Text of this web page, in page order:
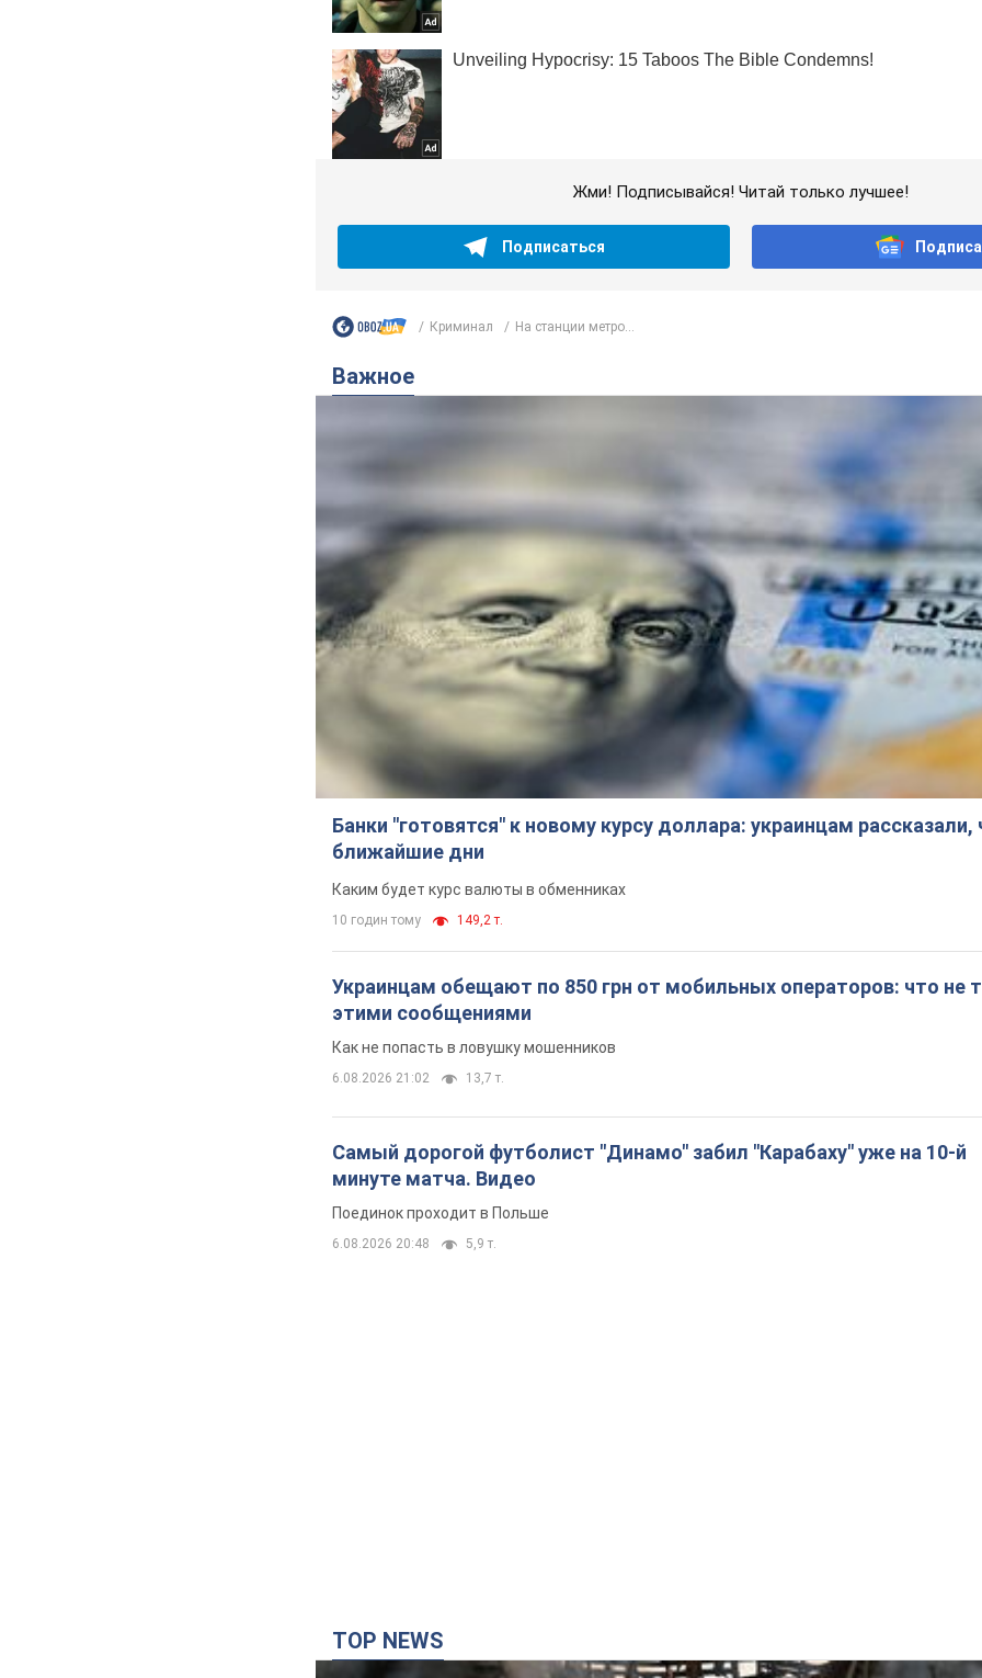
Жми! Подписывайся! Читай только лучшее!
Подписаться
Криминал На станции метро...
Важное
Банки "готовятся" к новому курсу доллара: украинцам
ближайшие дни
Каким будет курс валюты в обменниках
10 годин тому 149,2 т.
Украинцам обещают по 850 грн от мобильных операторов: что не
этими сообщениями
Как не попасть в ловушку мошенников
6.08.2026 21:02 13,7 т.
Самый дорогой футболист "Динамо" забил "Карабаху" уже на 10-й
минуте матча. Видео
Поединок проходит в Польше
6.08.2026 20:48 5,9 т.
TOP NEWS